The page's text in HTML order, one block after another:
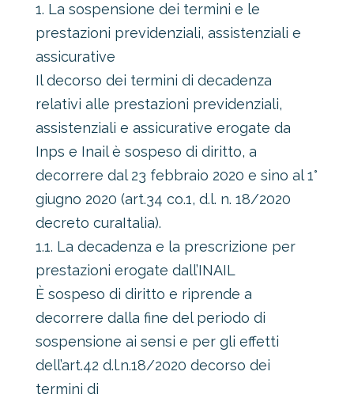
1. La sospensione dei termini e le
prestazioni previdenziali, assistenziali e
assicurative
Il decorso dei termini di decadenza
relativi alle prestazioni previdenziali,
assistenziali e assicurative erogate da
Inps e Inail è sospeso di diritto, a
decorrere dal 23 febbraio 2020 e sino al 1°
giugno 2020 (art.34 co.1, d.l. n. 18/2020
decreto curaItalia).
1.1. La decadenza e la prescrizione per
prestazioni erogate dall’INAIL
È sospeso di diritto e riprende a
decorrere dalla fine del periodo di
sospensione ai sensi e per gli effetti
dell’art.42 d.l.n.18/2020 decorso dei
termini di